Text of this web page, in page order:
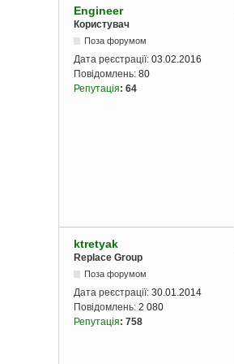
Engineer
Користувач
Поза форумом
Дата реєстрації: 03.02.2016
Повідомлень: 80
Репутація: 64
ktretyak
Replace Group
Поза форумом
Дата реєстрації: 30.01.2014
Повідомлень: 2 080
Репутація: 758